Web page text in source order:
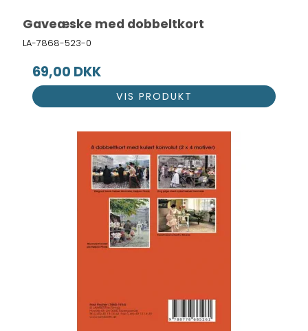
Gaveæske med dobbeltkort
LA-7868-523-0
69,00 DKK
VIS PRODUKT